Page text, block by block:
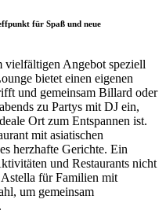
für Spaß und neue
Angebot speziell
bietet einen eigenen
und gemeinsam Billard oder
zu Partys mit DJ ein,
Ort zum Entspannen ist.
mit asiatischen
herzhafte Gerichte. Ein
und Restaurants nicht
für Familien mit
um gemeinsam